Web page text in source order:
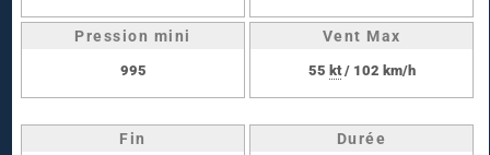
Pression mini
995
Vent Max
55 kt/ 102 km/h
Fin Durée